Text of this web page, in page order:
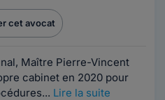
cet avocat
Maître Pierre-Vincent
cabinet en 2020 pour
Lire la suite